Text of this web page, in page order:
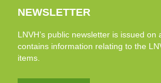
NEWSLETTER
LNVH’s public newsletter is issued on
contains information relating to the
items.